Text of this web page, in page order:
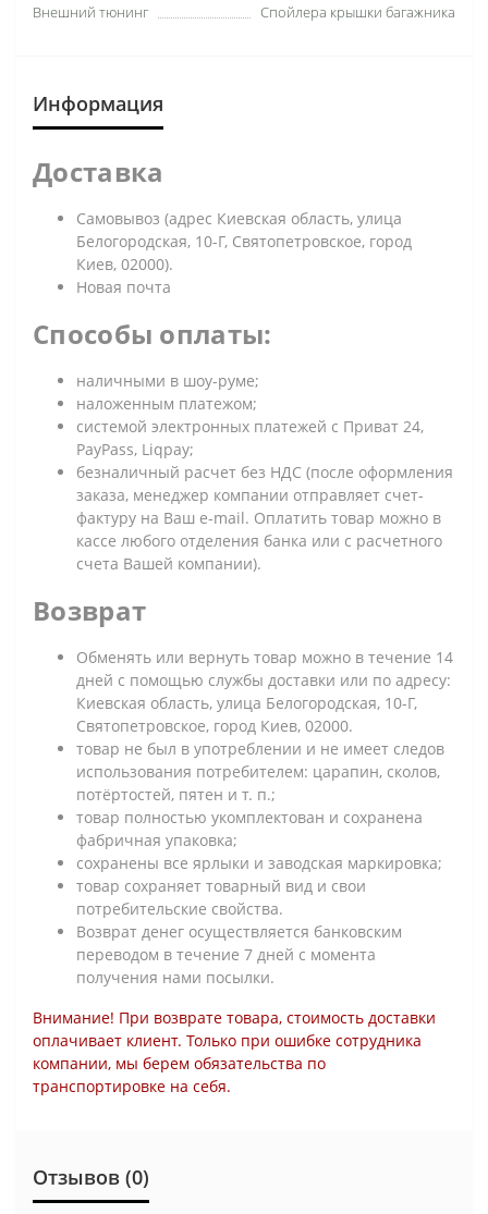
Внешний тюнинг Спойлера крышки багажника
Информация
Доставка
Самовывоз (адрес Киевская область, улица
Белогородская, 10-Г, Святопетровское, город
Киев, 02000).
Новая почта
Способы оплаты:
наличными в шоу-руме;
наложенным платежом;
системой электронных платежей с Приват 24,
PayPass, Liqpay;
безналичный расчет без НДС (после оформления
заказа, менеджер компании отправляет счет-
фактуру на Ваш e-mail. Оплатить товар можно в
кассе любого отделения банка или с расчетного
счета Вашей компании).
Возврат
Обменять или вернуть товар можно в течение 14
дней с помощью службы доставки или по адресу:
Киевская область, улица Белогородская, 10-Г,
Святопетровское, город Киев, 02000.
товар не был в употреблении и не имеет следов
использования потребителем: царапин, сколов,
потёртостей, пятен и т. п.;
товар полностью укомплектован и сохранена
фабричная упаковка;
сохранены все ярлыки и заводская маркировка;
товар сохраняет товарный вид и свои
потребительские свойства.
Возврат денег осуществляется банковским
переводом в течение 7 дней с момента
получения нами посылки.
Внимание! При возврате товара, стоимость доставки
оплачивает клиент. Только при ошибке сотрудника
компании, мы берем обязательства по
транспортировке на себя.
Отзывов (0)